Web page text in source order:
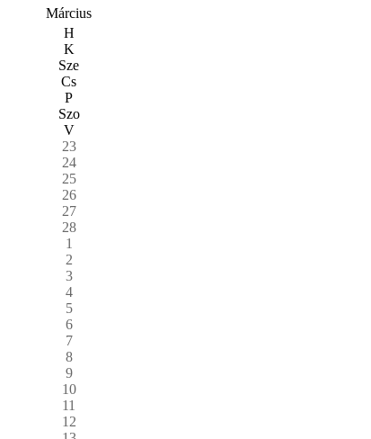
Március
H
K
Sze
Cs
P
Szo
V
23
24
25
26
27
28
1
2
3
4
5
6
7
8
9
10
11
12